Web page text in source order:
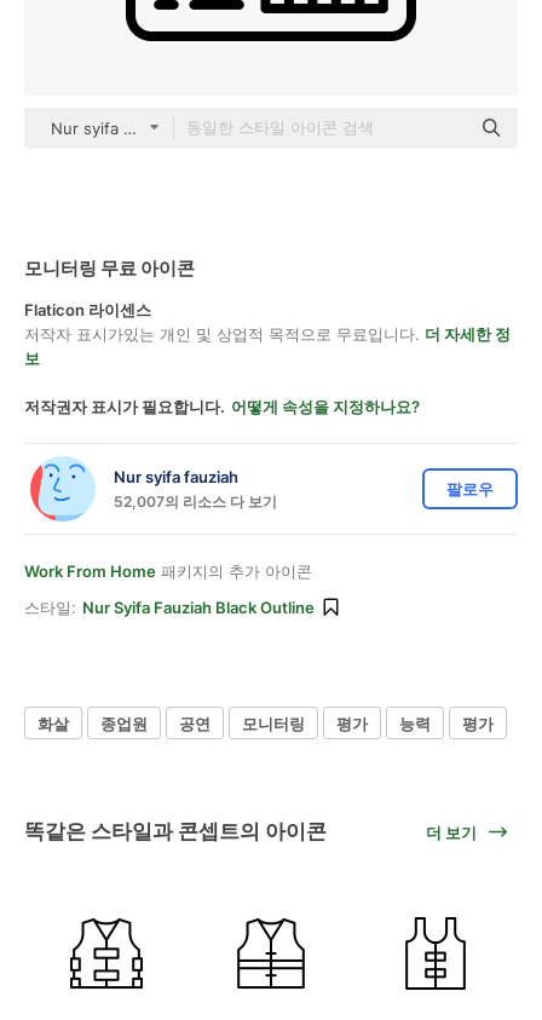
Nur syifa fauziah black outline
모니터링 무료 아이콘
Flaticon 라이센스
저작자 표시가있는 개인 및 상업적 목적으로 무료입니다. 더 자세한 정
보
저작권자 표시가 필요합니다. 어떻게 속성을 지정하나요?
Nur syifa fauziah
52,007의 리소스 다 보기
팔로우
Work From Home 패키지의 추가 아이콘
스타일: Nur Syifa Fauziah Black Outline
화살 종업원 공연 모니터링 평가 능력 평가
똑같은 스타일과 콘셉트의 아이콘 더 보기